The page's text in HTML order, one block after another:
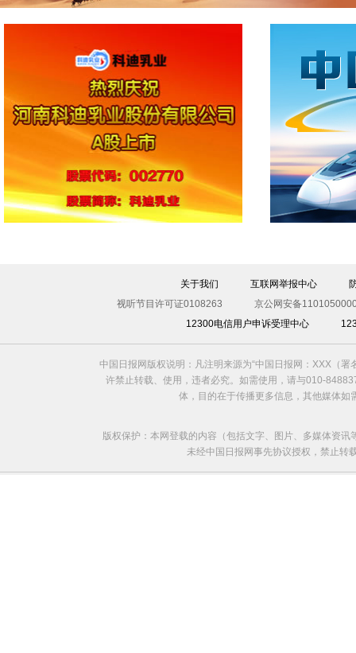
关于我们 互联网举报中心
视听节目许可证0108263
京公网安备
12300电信用户申诉受理中心
中国日报网版权说明：凡注明来源为“中国日报网：XXX（
许禁止转载、使用，违者必究。如需使用，请与010-
体，目的在于传播更多信息，其他媒体
版权保护：本网登载的内容（包括文字、图片、多媒体资
未经中国日报网事先协议授权，禁止转